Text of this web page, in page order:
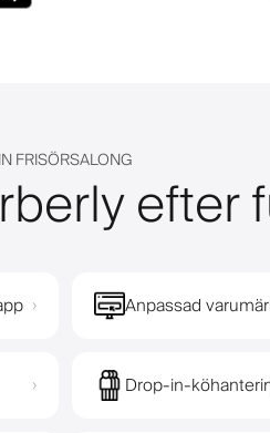
FRISÖRSALONG
efter
› Anpassad
› Drop-in-